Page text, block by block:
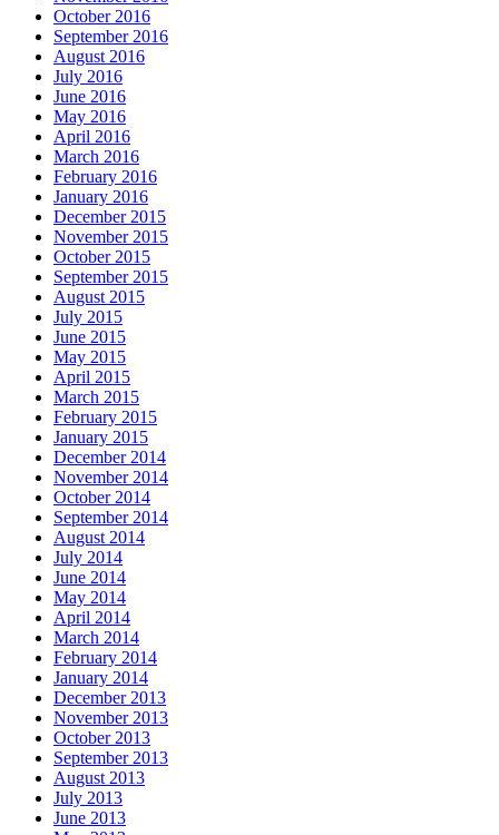
September 2016
August 2016
July 2016
June 2016
May 2016
April 2016
March 2016
February 2016
January 2016
December 2015
November 2015
October 2015
September 2015
August 2015
July 2015
June 2015
May 2015
April 2015
March 2015
February 2015
January 2015
December 2014
November 2014
October 2014
September 2014
August 2014
July 2014
June 2014
May 2014
April 2014
March 2014
February 2014
January 2014
December 2013
November 2013
October 2013
September 2013
August 2013
July 2013
June 2013
May 2013